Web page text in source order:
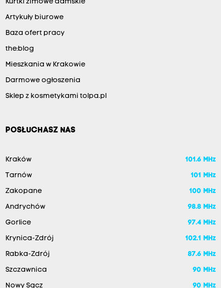
Kurtki zimowe damskie
Artykuły biurowe
Baza ofert pracy
the:blog
Mieszkania w Krakowie
Darmowe ogłoszenia
Sklep z kosmetykami tolpa.pl
POSŁUCHASZ NAS
Kraków 101.6 MHz
Tarnów 101 MHz
Zakopane 100 MHz
Andrychów 98.8 MHz
Gorlice 97.4 MHz
Krynica-Zdrój 102.1 MHz
Rabka-Zdrój 87.6 MHz
Szczawnica 90 MHz
Nowy Sącz 90 MHz